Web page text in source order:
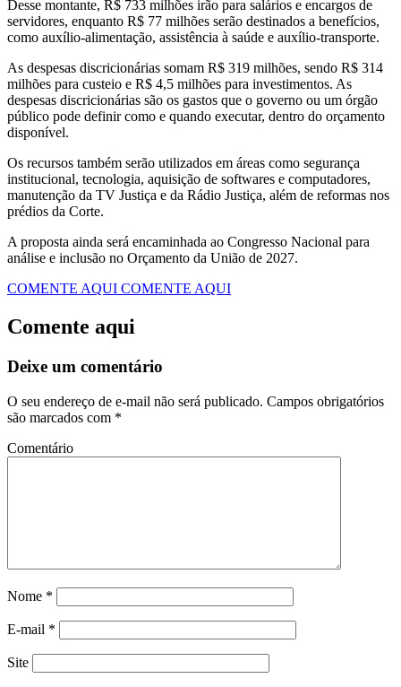
Desse montante, R$ 733 milhões irão para salários e encargos de
servidores, enquanto R$ 77 milhões serão destinados a benefícios,
como auxílio-alimentação, assistência à saúde e auxílio-transporte.
As despesas discricionárias somam R$ 319 milhões, sendo R$ 314
milhões para custeio e R$ 4,5 milhões para investimentos. As
despesas discricionárias são os gastos que o governo ou um órgão
público pode definir como e quando executar, dentro do orçamento
disponível.
Os recursos também serão utilizados em áreas como segurança
institucional, tecnologia, aquisição de softwares e computadores,
manutenção da TV Justiça e da Rádio Justiça, além de reformas nos
prédios da Corte.
A proposta ainda será encaminhada ao Congresso Nacional para
análise e inclusão no Orçamento da União de 2027.
COMENTE AQUI COMENTE AQUI
Comente aqui
Deixe um comentário
O seu endereço de e-mail não será publicado. Campos obrigatórios
são marcados com *
Comentário
Nome *
E-mail *
Site